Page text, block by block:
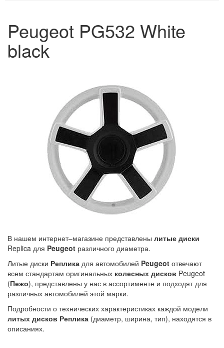
Peugeot PG532 White
black
В нашем интернет–магазине представлены литые диски
Replica для Peugeot различного диаметра.
Литые диски Реплика для автомобилей Peugeot отвечают
всем стандартам оригинальных колесных дисков Peugeot
(Пежо), представлены у нас в ассортименте и подходят для
различных автомобилей этой марки.
Подробности о технических характеристиках каждой модели
литых дисков Реплика (диаметр, ширина, тип), находятся в
описаниях.